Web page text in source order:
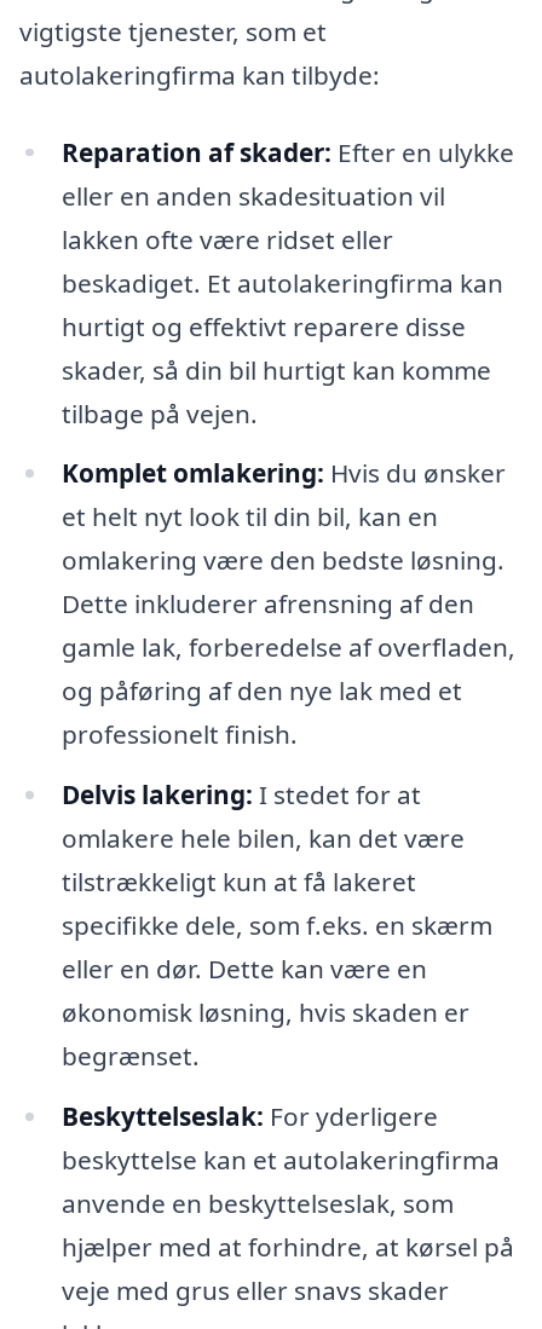
vigtigste tjenester, som et
autolakeringfirma kan tilbyde:
Reparation af skader: Efter en ulykke
eller en anden skadesituation vil
lakken ofte være ridset eller
beskadiget. Et autolakeringfirma kan
hurtigt og effektivt reparere disse
skader, så din bil hurtigt kan komme
tilbage på vejen.
Komplet omlakering: Hvis du ønsker
et helt nyt look til din bil, kan en
omlakering være den bedste løsning.
Dette inkluderer afrensning af den
gamle lak, forberedelse af overfladen,
og påføring af den nye lak med et
professionelt finish.
Delvis lakering: I stedet for at
omlakere hele bilen, kan det være
tilstrækkeligt kun at få lakeret
specifikke dele, som f.eks. en skærm
eller en dør. Dette kan være en
økonomisk løsning, hvis skaden er
begrænset.
Beskyttelseslak: For yderligere
beskyttelse kan et autolakeringfirma
anvende en beskyttelseslak, som
hjælper med at forhindre, at kørsel på
veje med grus eller snavs skader